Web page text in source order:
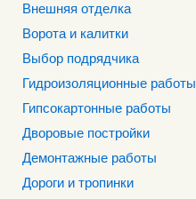
Внешняя отделка
Ворота и калитки
Выбор подрядчика
Гидроизоляционные работы
Гипсокартонные работы
Дворовые постройки
Демонтажные работы
Дороги и тропинки